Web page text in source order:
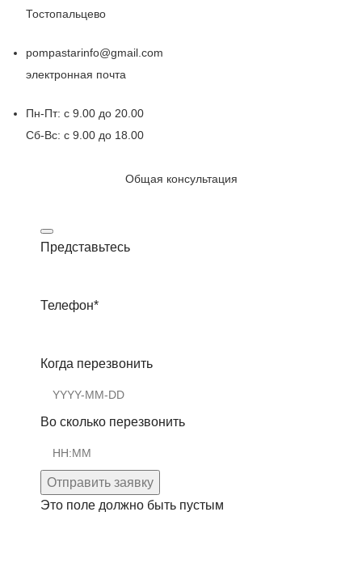
Тостопальцево
pompastarinfo@gmail.com
электронная почта
Пн-Пт: с 9.00 до 20.00
Сб-Вс: с 9.00 до 18.00
Общая консультация
Представьтесь
Телефон*
Когда перезвонить
Во сколько перезвонить
Отправить заявку
Это поле должно быть пустым